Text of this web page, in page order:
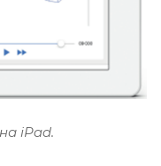
iPad.